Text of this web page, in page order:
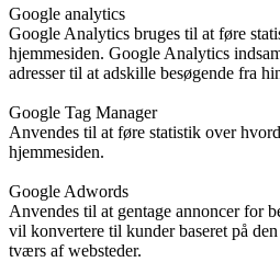
Google analytics
Google Analytics bruges til at føre
hjemmesiden. Google Analytics
adresser til at adskille besøgende fra
Google Tag Manager
Anvendes til at føre statistik over
hjemmesiden.
Google Adwords
Anvendes til at gentage annoncer for
vil konvertere til kunder baseret på
tværs af websteder.